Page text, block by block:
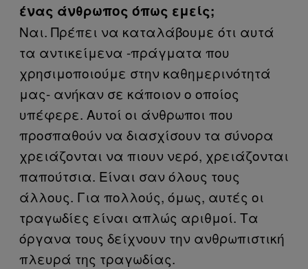
ένας άνθρωπος όπως εμείς;
​Ναι. Πρέπει να καταλάβουμε ότι αυτά
τα αντικείμενα -πράγματα που
χρησιμοποιούμε στην καθημερινότητά
μας- ανήκαν σε κάποιον ο οποίος
υπέφερε. Αυτοί οι άνθρωποι που
προσπαθούν να διασχίσουν τα σύνορα
χρειάζονται να πιουν νερό, χρειάζονται
παπούτσια. Είναι σαν όλους τους
άλλους. Για πολλούς, όμως, αυτές οι
τραγωδίες είναι απλώς αριθμοί. Τα
όργανα τους δείχνουν την ανθρωπιστική
πλευρά της τραγωδίας.